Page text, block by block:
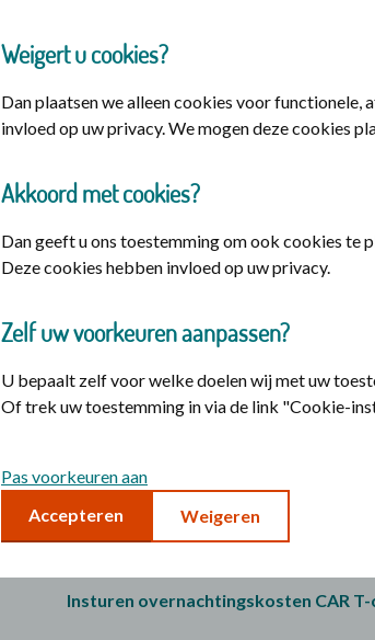
bij onze Vervoerslijn
Insturen reiskosten eigen vervoer
Insturen reiskosten openbaar vervoer
Insturen reiskosten niet-
Insturen bezoek- en/of
Insturen overnachtingskosten
Insturen overnachtingskosten CAR
Weigert u cookies?
Dan plaatsen we alleen cookies voor
invloed op uw privacy. We mogen deze cookies
Akkoord met cookies?
Dan geeft u ons toestemming om ook cookies te
Deze cookies hebben invloed op uw privacy.
Zelf uw voorkeuren aanpassen?
U bepaalt zelf voor welke doelen wij met uw
Of trek uw toestemming in via de link "Cookie-
Pas voorkeuren aan
Accepteren
Weigeren